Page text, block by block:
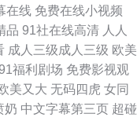
产馆最新网址 微拍福利一
加勒比一本道 爱豆传AⅤ精
成人免费在线视频 岛国a级
在线 免费在线小视频
品 91社在线高清 人人
成人三级成人三级 欧美
91福利剧场 免费影视观
美又大 无码四虎 女同
奶 中文字幕第三页 超碰